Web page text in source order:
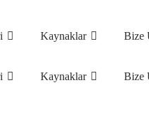
Kaynaklar Bize
Kaynaklar
Bize